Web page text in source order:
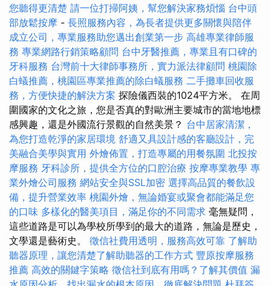
您聽得更清楚 請一位打掃阿姨，幫您解決家務煩惱 台中頭
部放鬆按摩 - 長照服務內容，為長者提供更多關懷與陪伴
成立公司，專業服務助您邁出創業第一步 高雄專業律師服
務 專業網路行銷策略顧問 台中牙醫推薦，專業且有口碑的
牙科服務 台灣前十大律師事務所，實力派法律顧問 桃園除
白蟻推薦，桃園區專業推薦的除白蟻服務 二手攤車回收服
務，方便快捷的解決方案 探險儀西裝的1024平方米。 在周
圍國家的文化之旅，您是否真的對歐洲主要城市的當地地標
感興趣，還是外國流行景觀的自然美景？ 台中居家清潔，
為您打造乾淨的家居環境 舒適又具設計感的客廳設計，完
美融合美學與實用 外燴佈置，打造專屬的用餐氛圍 北投按
摩服務 牙科診所，提供全方位的口腔治療 按摩專業教學 專
業外燴公司服務 網站安全與SSL加密 選擇高品質的餐飲設
備，提升營業效率 桃園外燴，無論婚宴或聚會都能滿足您
的口味 多樣化的醫美項目，滿足你的不同需求 毫無疑問，
這些道路是可以為學校所學到的最大的道路，無論是歷史，
文學還是藝術史。 徵信社費用透明，服務高效可靠 了解助
聽器原理，讓您清楚了解助聽器的工作方式 豐原按摩服務
推薦 高效的關鍵字策略 徵信社到底有用嗎？了解其價值 漏